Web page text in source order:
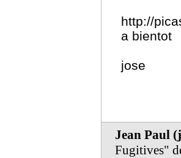
http://
a bientot
jose
Jean Paul
Fugitives"